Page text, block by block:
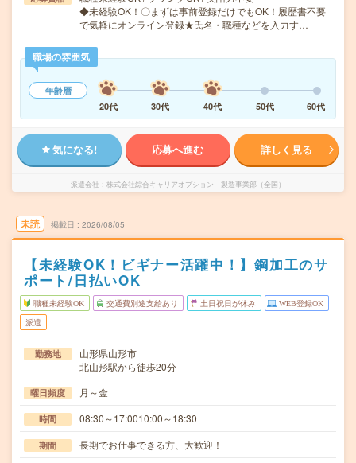
◆未経験OK！〇まずは事前登録だけでもOK！履歴書不要
で気軽にオンライン登録★氏名・職種などを入力す…
職場の雰囲気
年齢層
20代
30代 40代 50代 60代
気になる! 応募へ進む 詳しく見る
派遣会社 株式会社綜合キャリアオプション 製造事業部（全国）
未読 掲載日 2026/08/05
【未経験OK！ビギナー活躍中！】鋼加工のサ
ポート/日払いOK
職種未経験OK 交通費別途支給あり 土日祝日が休み WEB登録OK
派遣
勤務地
山形県山形市
北山形駅から徒歩20分
曜日頻度 月～金
時間 08:30～17:0010:00～18:30
期間 長期でお仕事できる方、大歓迎！